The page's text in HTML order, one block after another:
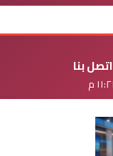
اتصل بنا